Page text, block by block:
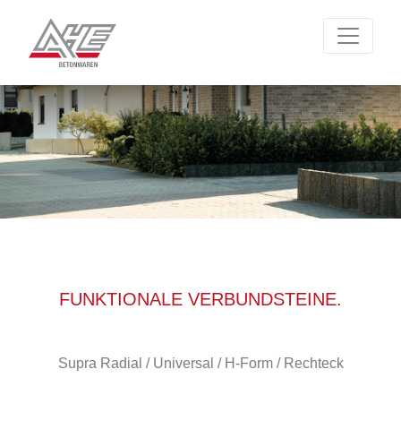
FUNKTIONALE VERBUNDSTEINE.
Supra Radial / Universal / H-Form / Rechteck